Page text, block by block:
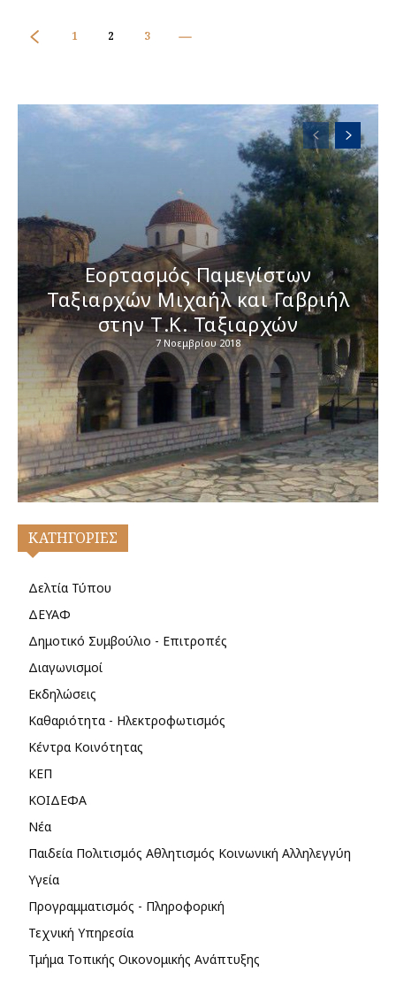
Εορτασμός Παμεγίστων
Ταξιαρχών Μιχαήλ και Γαβριήλ
στην Τ.Κ. Ταξιαρχών
7 Νοεμβρίου 2018
ΚΑΤΗΓΟΡΙΕΣ
Δελτία Τύπου
ΔΕΥΑΦ
Δημοτικό Συμβούλιο - Επιτροπές
Διαγωνισμοί
Εκδηλώσεις
Καθαριότητα - Ηλεκτροφωτισμός
Κέντρα Κοινότητας
ΚΕΠ
ΚΟΙΔΕΦΑ
Νέα
Παιδεία Πολιτισμός Αθλητισμός Κοινωνική Αλληλεγγύη
Υγεία
Προγραμματισμός - Πληροφορική
Τεχνική Υπηρεσία
Τμήμα Τοπικής Οικονομικής Ανάπτυξης
1 2 3